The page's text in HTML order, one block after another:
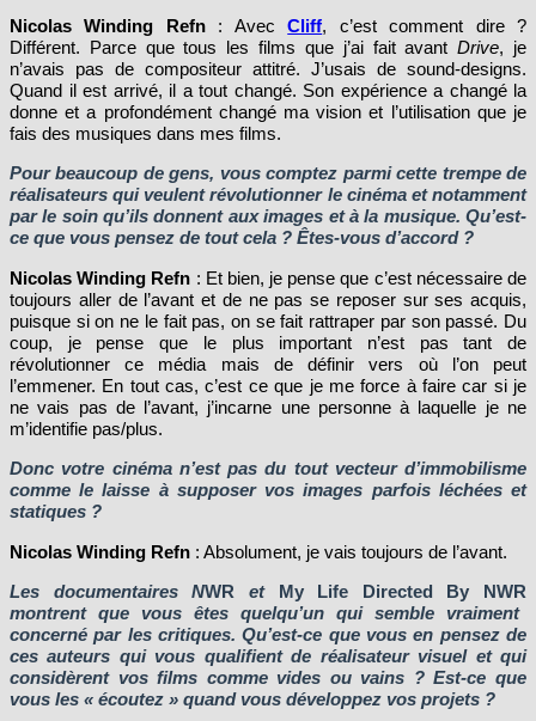
Nicolas Winding Refn: AvecCliff, c’est comment dire ?
Différent. Parce que tous les films que j’ai fait avantDrive, je
n’avais pas de compositeur attitré. J’usais de sound-designs.
Quand il est arrivé, il a tout changé. Son expérience a changé la
donne et a profondément changé ma vision et l’utilisation que je
fais des musiques dans mes films.
Pour beaucoup de gens, vous comptez parmi cette trempe de
réalisateurs qui veulent révolutionner le cinéma et notamment
par le soin qu’ils donnent aux images et à la musique. Qu’est-
ce que vous pensez de tout cela ? Êtes-vous d’accord ?
Nicolas Winding Refn : Et bien, je pense que c’est nécessaire de
toujours aller de l’avant et de ne pas se reposer sur ses acquis,
puisque si on ne le fait pas, on se fait rattraper par son passé. Du
coup, je pense que le plus important n’est pas tant de
révolutionner ce média mais de définir vers où l’on peut
l’emmener. En tout cas, c’est ce que je me force à faire car si je
ne vais pas de l’avant, j’incarne une personne à laquelle je ne
m’identifie pas/plus.
Donc votre cinéma n’est pas du tout vecteur d’immobilisme
comme le laisse à supposer vos images parfois léchées et
statiques ?
Nicolas Winding Refn : Absolument, je vais toujours de l’avant.
Les documentaires NWR et My Life Directed By NWR
montrent que vous êtes quelqu’un qui semble vraiment
concerné par les critiques. Qu’est-ce que vous en pensez de
ces auteurs qui vous qualifient de réalisateur visuel et qui
considèrent vos films comme vides ou vains ? Est-ce que
vous les « écoutez » quand vous développez vos projets ?